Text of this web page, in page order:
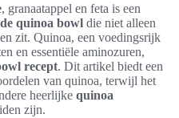
, granaatappel en feta is een
quinoa bowl die niet alleen
zit. Quinoa, een voedingsrijk
en essentiële aminozuren,
recept. Dit artikel biedt een
van quinoa, terwijl het
heerlijke quinoa
zijn.